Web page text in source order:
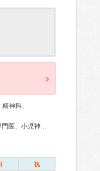
神科、
祝